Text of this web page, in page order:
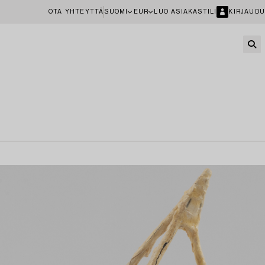
OTA YHTEYTTÄ SUOMI EUR LUO ASIAKASTILI KIRJAUDU